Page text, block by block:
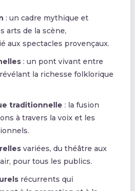
: un cadre mythique et
arts de la scène,
aux spectacles provençaux.
: un pont vivant entre
la richesse folklorique
traditionnelle : la fusion
à travers la voix et les
variées, du théâtre aux
pour tous les publics.
récurrents qui